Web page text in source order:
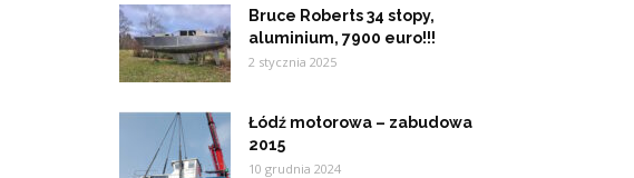
Bruce Roberts 34 stopy,
aluminium, 7900 euro!!!
2 stycznia 2025
Łódź motorowa – zabudowa
2015
10 grudnia 2024